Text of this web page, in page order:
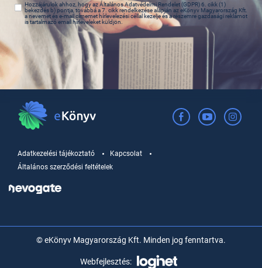
Hozzájárulok ahhoz, hogy az Általános Adatvédelmi Rendelet (GDPR) 6. cikk (1)
bekezdés b) pontja, továbbá a 7. cikk rendelkezése alapján az eKönyv Magyarország Kft.
a nevemet és e-mail címemet hírlevelezési céllal kezelje és a részemre gazdasági reklámot
is tartalmazó email hírleveleket küldjön.
Adatkezelési tájékoztató
Kapcsolat
Általános szerződési feltételek
© eKönyv Magyarország Kft. Minden jog fenntartva.
Webfejlesztés: